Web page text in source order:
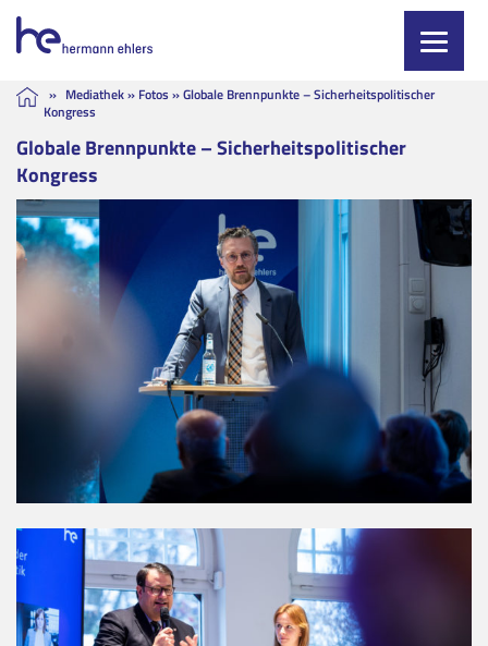
Skip
content
» Mediathek» Fotos »Globale Brennpunkte – Sicherheitspolitischer
Kongress
Globale Brennpunkte – Sicherheitspolitischer
Kongress